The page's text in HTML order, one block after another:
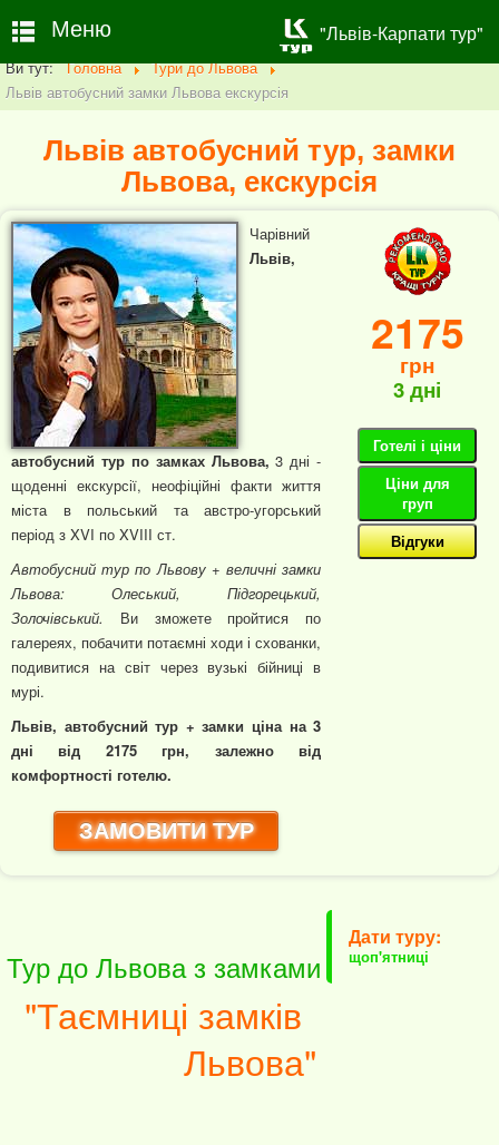
Ви тут: Головна
Тури до Львова
Львів автобусний замки Львова екскурсія
Львів автобусний тур, замки
Львова, екскурсія
Чарівний
Львів,
автобусний тур по замках Львова,3 дні -
щоденні екскурсії, неофіційні факти життя
міста в польський та австро-угорський
період з XVI по XVIII ст.
Автобусний тур по Львову + величні замки
Львова: Олеський, Підгорецький,
Золочівський.
Ви зможете пройтися по
галереях, побачити потаємні ходи і схованки,
подивитися на світ через вузькі бійниці в
мурі.
Львів, автобусний тур + замки ціна на 3
дні від 2175 грн, залежно від
комфортності готелю.
ЗАМОВИТИ ТУР
2175
грн
3 дні
Готелі і ціни
Ціни для
груп
Відгуки
Дати туру:
щоп'ятниці
Тур до Львова з замками
"Таємниці замків
Львова"
Меню "Львів-Карпати тур"